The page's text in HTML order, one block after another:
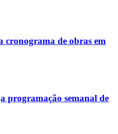
de obras em
programação semanal de